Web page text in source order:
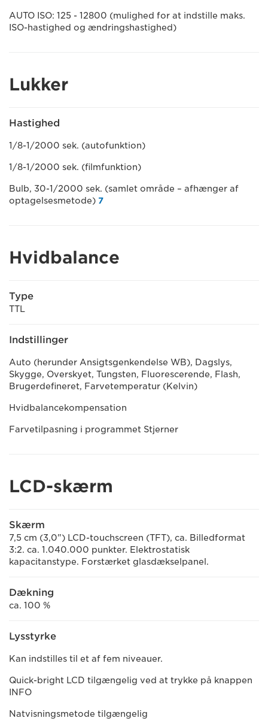
AUTO ISO: 125 - 12800 (mulighed for at indstille maks.
ISO-hastighed og ændringshastighed)
Lukker
Hastighed
1/8-1/2000 sek. (autofunktion)
1/8-1/2000 sek. (filmfunktion)
Bulb, 30-1/2000 sek. (samlet område – afhænger af
optagelsesmetode) 7
Hvidbalance
Type
TTL
Indstillinger
Auto (herunder Ansigtsgenkendelse WB), Dagslys,
Skygge, Overskyet, Tungsten, Fluorescerende, Flash,
Brugerdefineret, Farvetemperatur (Kelvin)
Hvidbalancekompensation
Farvetilpasning i programmet Stjerner
LCD-skærm
Skærm
7,5 cm (3,0") LCD-touchscreen (TFT), ca. Billedformat
3:2. ca. 1.040.000 punkter. Elektrostatisk
kapacitanstype. Forstærket glasdækselpanel.
Dækning
ca. 100 %
Lysstyrke
Kan indstilles til et af fem niveauer.
Quick-bright LCD tilgængelig ved at trykke på knappen
INFO
Natvisningsmetode tilgængelig